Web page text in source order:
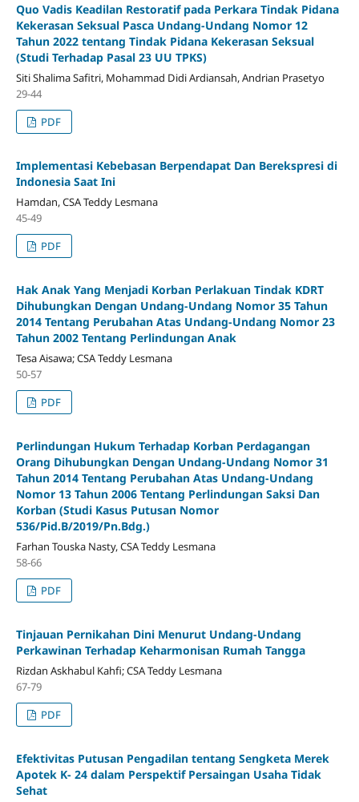
Quo Vadis Keadilan Restoratif pada Perkara Tindak Pidana
Kekerasan Seksual Pasca Undang-Undang Nomor 12
Tahun 2022 tentang Tindak Pidana Kekerasan Seksual
(Studi Terhadap Pasal 23 UU TPKS)
Siti Shalima Safitri, Mohammad Didi Ardiansah, Andrian Prasetyo
29-44
PDF
Implementasi Kebebasan Berpendapat Dan Berekspresi di
Indonesia Saat Ini
Hamdan, CSA Teddy Lesmana
45-49
PDF
Hak Anak Yang Menjadi Korban Perlakuan Tindak KDRT
Dihubungkan Dengan Undang-Undang Nomor 35 Tahun
2014 Tentang Perubahan Atas Undang-Undang Nomor 23
Tahun 2002 Tentang Perlindungan Anak
Tesa Aisawa; CSA Teddy Lesmana
50-57
PDF
Perlindungan Hukum Terhadap Korban Perdagangan
Orang Dihubungkan Dengan Undang-Undang Nomor 31
Tahun 2014 Tentang Perubahan Atas Undang-Undang
Nomor 13 Tahun 2006 Tentang Perlindungan Saksi Dan
Korban (Studi Kasus Putusan Nomor
536/Pid.B/2019/Pn.Bdg.)
Farhan Touska Nasty, CSA Teddy Lesmana
58-66
PDF
Tinjauan Pernikahan Dini Menurut Undang-Undang
Perkawinan Terhadap Keharmonisan Rumah Tangga
Rizdan Askhabul Kahfi; CSA Teddy Lesmana
67-79
PDF
Efektivitas Putusan Pengadilan tentang Sengketa Merek
Apotek K- 24 dalam Perspektif Persaingan Usaha Tidak
Sehat